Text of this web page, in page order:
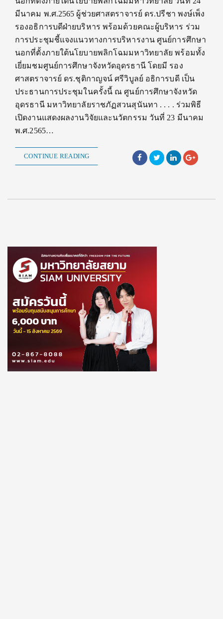
มีนาคม พ.ศ.2565 ผู้ช่วยศาสตราจารย์ ดร.ปรีชา พงษ์เพ็ง
รองอธิการบดีฝ่ายบริหาร พร้อมด้วยคณะผู้บริหาร ร่วม
การประชุมชี้แจงแนวทางการบริหารงาน ศูนย์การศึกษา
นอกที่ตั้งภายใต้นโยบายพลิกโฉมมหาวิทยาลัย พร้อมทั้ง
เยี่ยมชมศูนย์การศึกษาจังหวัดอุดรธานี โดยมี รอง
ศาสตราจารย์ ดร.ชุติกาญจน์ ศรีวิบูลย์ อธิการบดี เป็น
ประธานการประชุมในครั้งนี้ ณ ศูนย์การศึกษาจังหวัด
อุดรธานี มหาวิทยาลัยราชภัฏสวนสุนันทา . . . . ร่วมพิธี
เปิดงานแสดงผลงานวิจัยและนวัตกรรม วันที่ 23 มีนาคม
พ.ศ.2565…
CONTINUE READING